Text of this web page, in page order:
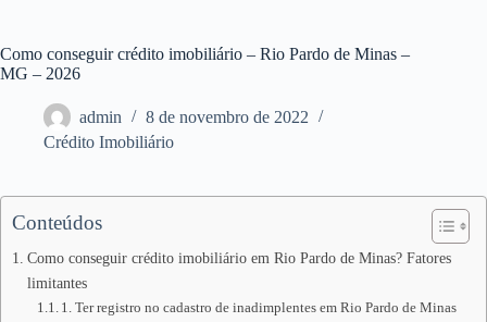
Como conseguir crédito imobiliário – Rio Pardo de Minas –
MG – 2026
admin
8 de novembro de 2022
Crédito Imobiliário
Conteúdos
Como conseguir crédito imobiliário em Rio Pardo de Minas? Fatores
limitantes
1. Ter registro no cadastro de inadimplentes em Rio Pardo de Minas